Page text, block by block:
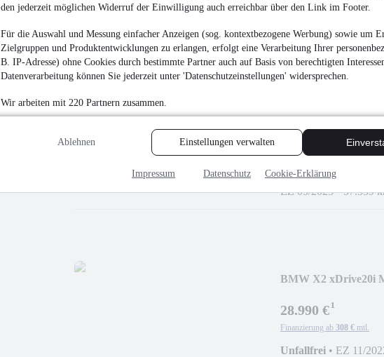
den jederzeit möglichen Widerruf der Einwilligung auch erreichbar über den Link im Footer.
Für die Auswahl und Messung einfacher Anzeigen (sog. kontextbezogene Werbung) sowie um
Zielgruppen und Produktentwicklungen zu erlangen, erfolgt eine Verarbeitung Ihrer
B. IP-Adresse) ohne Cookies durch bestimmte Partner auch auf Basis von berechtigten
Datenverarbeitung können Sie jederzeit unter 'Datenschutzeinstellungen' widersprechen.
Wir arbeiten mit 220 Partnern zusammen.
Ablehnen Einstellungen verwalten
Impressum Datenschutz Cookie-Erklärung
Finanzierung ab 446 € mtl.
Unfallfrei•EZ 03/
BMW 320d xDrive
30.990 €
Finanzierung ab
EZ 05/2023•57.339
BMW X2 xDrive20i
28.990 €¹
Finanzierung ab 308 € mtl.
Unfallfrei • EZ 11/